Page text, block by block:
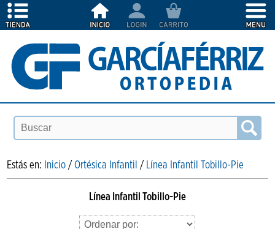
Estás en: Inicio /Ortésica Infantil / Línea Infantil Tobillo-Pie
Línea Infantil Tobillo-Pie